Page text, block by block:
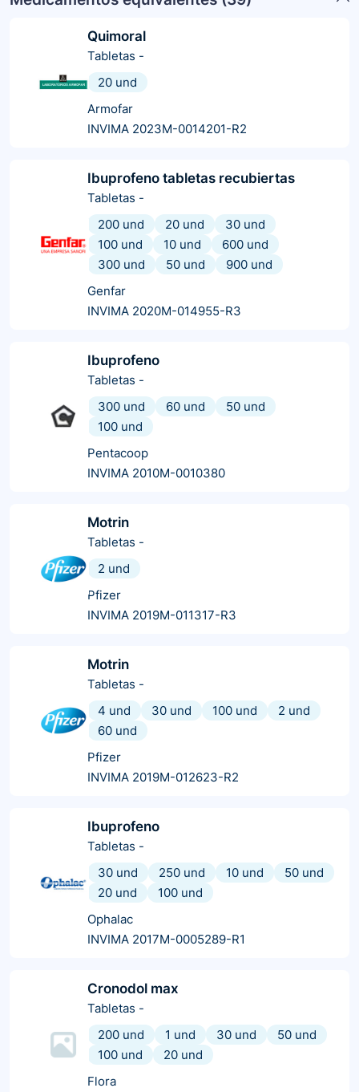
Quimoral
Tabletas -
20 und
Armofar
INVIMA 2023M-0014201-R2
Ibuprofeno tabletas recubiertas
Tabletas -
200 und
20 und
30 und
100 und
10 und
600 und
300 und
50 und
900 und
Genfar
INVIMA 2020M-014955-R3
Ibuprofeno
Tabletas -
300 und
60 und
50 und
100 und
Pentacoop
INVIMA 2010M-0010380
Motrin
Tabletas -
2 und
Pfizer
INVIMA 2019M-011317-R3
Motrin
Tabletas -
4 und
30 und 100 und
2 und
60 und
Pfizer
INVIMA 2019M-012623-R2
Ibuprofeno
Tabletas -
30 und
250 und 10 und
50 und
20 und
100 und
Ophalac
INVIMA 2017M-0005289-R1
Cronodol max
Tabletas -
200 und
1 und 30 und
50 und
100 und
20 und
Flora